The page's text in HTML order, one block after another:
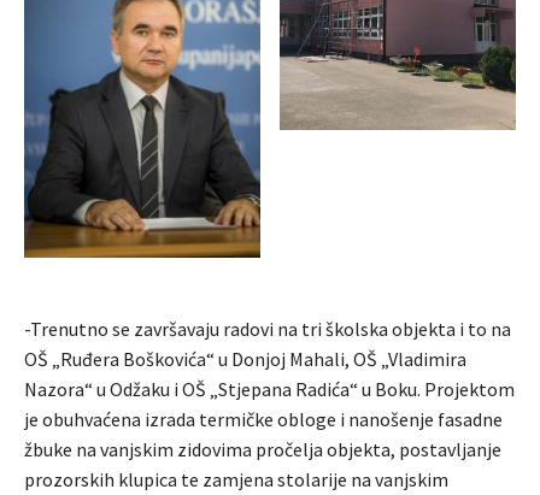
-Trenutno se završavaju radovi na tri školska objekta i to na
OŠ „Ruđera Boškovića“ u Donjoj Mahali, OŠ „Vladimira
Nazora“ u Odžaku i OŠ „Stjepana Radića“ u Boku. Projektom
je obuhvaćena izrada termičke obloge i nanošenje fasadne
žbuke na vanjskim zidovima pročelja objekta, postavljanje
prozorskih klupica te zamjena stolarije na vanjskim